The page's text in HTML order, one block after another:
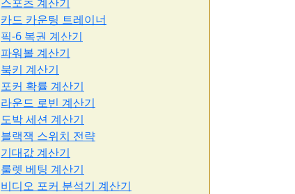
카드 카운팅 트레이너
픽-6 복권 계산기
파워볼 계산기
북키 계산기
포커 확률 계산기
라운드 로빈 계산기
도박 세션 계산기
블랙잭 스위치 전략
기대값 계산기
룰렛 베팅 계산기
비디오 포커 분석기 계산기